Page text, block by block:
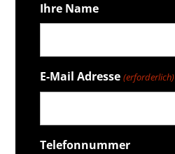
Ihre Name
E-Mail Adresse (erforderlich)
Telefonnummer